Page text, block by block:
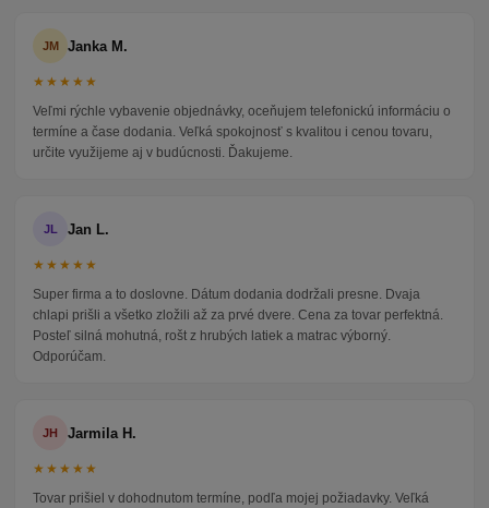
JM Janka M.
★★★★★
Veľmi rýchle vybavenie objednávky, oceňujem telefonickú informáciu o
termíne a čase dodania. Veľká spokojnosť s kvalitou i cenou tovaru,
určite využijeme aj v budúcnosti. Ďakujeme.
JL Jan L.
★★★★★
Super firma a to doslovne. Dátum dodania dodržali presne. Dvaja
chlapi prišli a všetko zložili až za prvé dvere. Cena za tovar perfektná.
Posteľ silná mohutná, rošt z hrubých latiek a matrac výborný.
Odporúčam.
JH Jarmila H.
★★★★★
Tovar prišiel v dohodnutom termíne, podľa mojej požiadavky. Veľká